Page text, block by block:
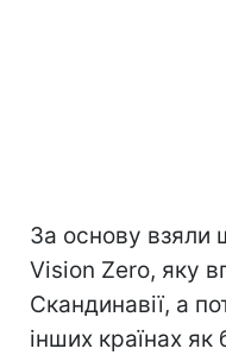
За основу взяли
Vision Zero, яку
Скандинавії, а
інших країнах